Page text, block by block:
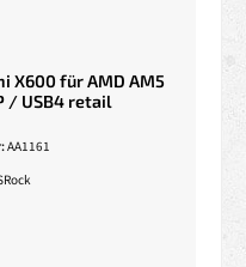
X600 für AMD AM5
/ USB4 retail
AA1161